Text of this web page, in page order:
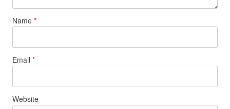
Name *
Email *
Website